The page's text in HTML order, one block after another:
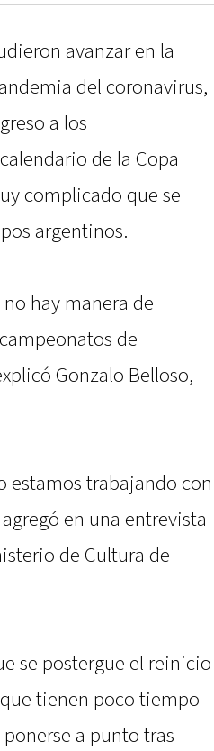
avanzar en la
del coronavirus,
a los
de la Copa
complicado que se
argentinos.
hay manera de
de
Gonzalo Belloso,
estamos trabajando con
en una entrevista
de Cultura de
se postergue el reinicio
tienen poco tiempo
a punto tras